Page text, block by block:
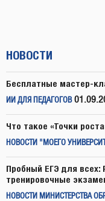
НОВОСТИ
Бесплатные мастер-
ИИ ДЛЯ ПЕДАГОГОВ
Что такое «Точки
НОВОСТИ "МОЕГО
Пробный ЕГЭ для всех:
тренировочные
НОВОСТИ МИНИСТЕРСТВА